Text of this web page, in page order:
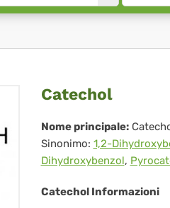
Catechol
Catechol
Nome principale:
Sinonimo: 1,2-
Dihydroxybenzol,
Catechol Informazioni